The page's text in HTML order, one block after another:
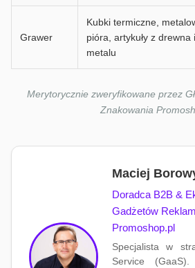
Grawer
Kubki termiczne,
pióra, artykuły z drewna i
metalu
Merytorycznie zweryfikowane przez
Znakowania
Maciej
Doradca B2B &
Gadżetów
Promoshop.pl
Specjalista w
Service